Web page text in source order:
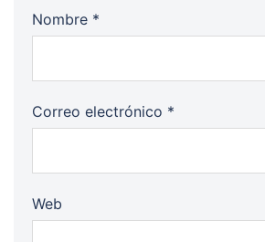
Nombre *
Correo electrónico *
Web